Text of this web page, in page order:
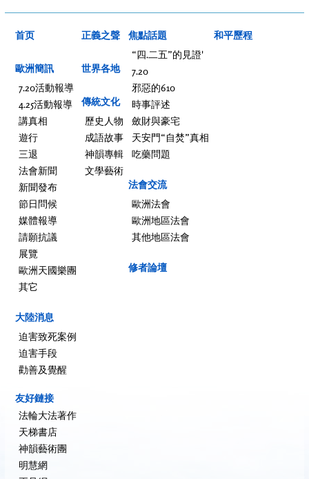
首页
歐洲簡訊
7.20活動報導
4.25活動報導
講真相
遊行
三退
法會新聞
新聞發布
節日問候
媒體報導
請願抗議
展覽
歐洲天國樂團
其它
大陸消息
迫害致死案例
迫害手段
勸善及覺醒
正義之聲
世界各地
傳統文化
歷史人物
成語故事
神韻專輯
文學藝術
焦點話題
“四.二五”的見證'
7.20
邪惡的610
時事評述
斂財與豪宅
天安門“自焚”真相
吃藥問題
法會交流
歐洲法會
歐洲地區法會
其他地區法會
修者論壇
和平歷程
友好鏈接
法輪大法著作
天梯書店
神韻藝術團
明慧網